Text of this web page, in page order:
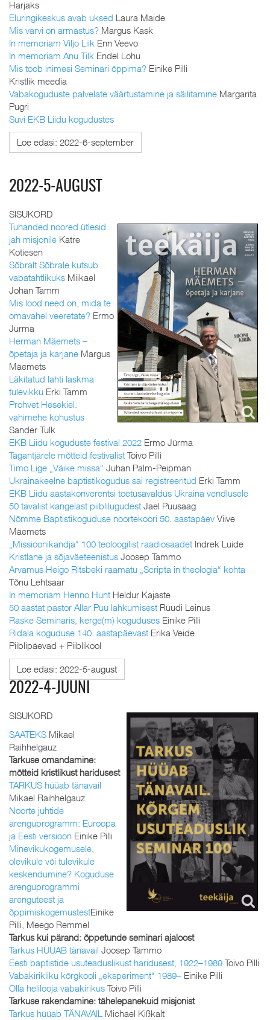
Harjaks
Eluringikeskus avab uksed Laura Maide
Mis värvi on armastus? Margus Kask
In memoriam Viljo Liik Enn Veevo
In memoriam Anu Tilk Endel Lohu
Mis toob inimesi Seminari õppima? Einike Pilli
Kristlik meedia
Vabakoguduste palvelate väärtustamine ja säilitamine Margarita
Pugri
Suvi EKB Liidu kogudustes
Loe edasi: 2022-6-september
2022-5-AUGUST
SISUKORD
Tuhanded noored ütlesid
jah misjonile Katre
Kotiesen
Sõbralt Sõbrale kutsub
vabatahtlikuks Miikael
Johan Tamm
Mis lood need on, mida te
omavahel veeretate? Ermo
Jürma
Herman Mäemets –
õpetaja ja karjane Margus
Mäemets
Läkitatud lahti laskma
tulevikku Erki Tamm
Prohvet Hesekiel:
vahimehe kohustus
Sander Tulk
EKB Liidu koguduste festival 2022 Ermo Jürma
Tagantjärele mõtteid festivalist Toivo Pilli
Timo Lige „Väike missa“ Juhan Palm-Peipman
Ukrainakeelne baptistikogudus sai registreeritud Erki Tamm
EKB Liidu aastakonverentsi toetusavaldus Ukraina vendlusele
50 tavalist kangelast piiblilugudest Jael Puusaag
Nõmme Baptistikoguduse noortekoori 50. aastapäev Viive
Mäemets
„Missioonikandja“ 100 teoloogilist raadiosaadet Indrek Luide
Kristlane ja sõjaväeteenistus Joosep Tammo
Arvamus Heigo Ritsbeki raamatu „Scripta in theologia“ kohta
Tõnu Lehtsaar
In memoriam Henno Hunt Heldur Kajaste
50 aastat pastor Allar Puu lahkumisest Ruudi Leinus
Raske Seminaris, kerge(m) koguduses Einike Pilli
Ridala koguduse 140. aastapäevast Erika Veide
Piiblipäevad + Piiblikool
Loe edasi: 2022-5-august
2022-4-JUUNI
SISUKORD
SAATEKS Mikael
Raihhelgauz
Tarkuse omandamine:
mõtteid kristlikust haridusest
TARKUS hüüab tänavail
Mikael Raihhelgauz
Noorte juhtide
arenguprogramm: Euroopa
ja Eesti versioon Einike Pilli
Minevikukogemusele,
olevikule või tulevikule
keskendumine? Koguduse
arenguprogrammi
arenguteest ja
õppimiskogemustestEinike
Pilli, Meego Remmel
Tarkus kui pärand: õppetunde seminari ajaloost
Tarkus HÜÜAB tänavail Joosep Tammo
Eesti baptistide usuteaduslikust haridusest, 1922–1989 Toivo Pilli
Vabakirikliku kõrgkooli „eksperiment“ 1989– Einike Pilli
Olla helilooja vabakirikus Toivo Pilli
Tarkuse rakendamine: tähelepanekuid misjonist
Tarkus hüüab TÄNAVAIL
Michael Kißkalt